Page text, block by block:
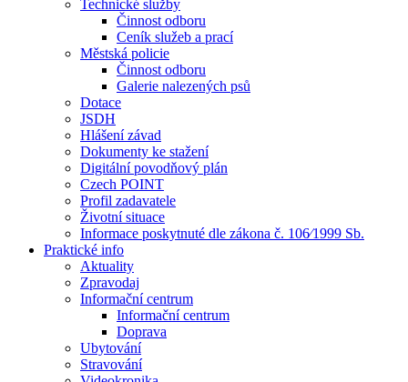
Technické služby
Činnost odboru
Ceník služeb a prací
Městská policie
Činnost odboru
Galerie nalezených psů
Dotace
JSDH
Hlášení závad
Dokumenty ke stažení
Digitální povodňový plán
Czech POINT
Profil zadavatele
Životní situace
Informace poskytnuté dle zákona č. 106⁄1999 Sb.
Praktické info
Aktuality
Zpravodaj
Informační centrum
Informační centrum
Doprava
Ubytování
Stravování